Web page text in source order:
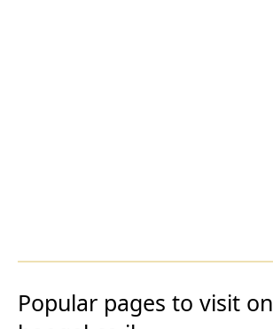
Popular pages to visit on